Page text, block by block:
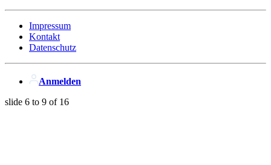
Impressum
Kontakt
Datenschutz
Anmelden
slide 6 to 9 of 16